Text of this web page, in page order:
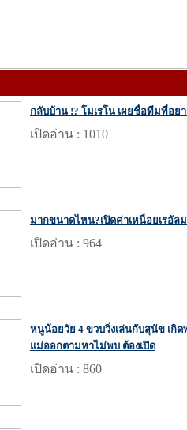
กลับบ้าน !? โมเรโน เผยชื่อทีมที่อย
เปิดอ่าน : 1010
มากขนาดไหน?เปิดค่าเหนื่อยเรอัล
เปิดอ่าน : 964
หนูน้อยวัย 4 ขวบวิ่งเล่นกับสุนัข เกิ
แม่ออกตามหาไม่พบ ต้องเปิด
เปิดอ่าน : 860